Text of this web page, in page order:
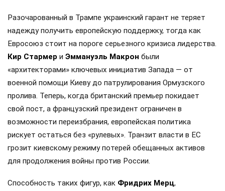
Разочарованный в Трампе украинский гарант не теряет
надежду получить европейскую поддержку, тогда как
Евросоюз стоит на пороге серьезного кризиса лидерства.
Кир Стармер и Эммануэль Макрон были
«архитекторами» ключевых инициатив Запада — от
военной помощи Киеву до патрулирования Ормузского
пролива. Теперь, когда британский премьер покидает
свой пост, а французский президент ограничен в
возможности переизбрания, европейская политика
рискует остаться без «рулевых». Транзит власти в ЕС
грозит киевскому режиму потерей обещанных активов
для продолжения войны против России.
Способность таких фигур, как Фридрих Мерц,